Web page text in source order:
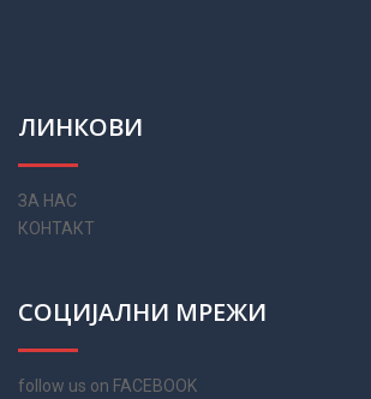
ЛИНКОВИ
ЗА НАС
КОНТАКТ
СОЦИЈАЛНИ МРЕЖИ
follow us on FACEBOOK